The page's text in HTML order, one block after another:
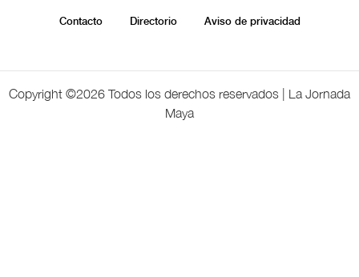
Contacto Directorio Aviso de privacidad
Copyright ©2026 Todos los derechos reservados | La Jornada
Maya